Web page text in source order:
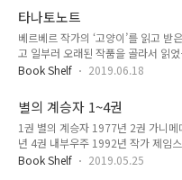
움직이지? cd를 로딩할 장비도 없을
에 캐터필러 달아서 굴리고 인조인간
하다. 영화 설국 열차에서처럼 극명
타 사회적인 이슈를 소설의 세계관
다. 다만, 현실 세계를 풍자하는 듯한
타나토노트
베르베르 작가의 ‘고양이’를 읽고 받
고 일부러 오래된 작품을 골라서 읽
을 보는 데 우리나라 근대소설을 읽
렇게 어휘력이 부족했었다니. 아무튼
배경으로 진행하는 이야기를 너무 토
들면 이런 문장이 자주 등장한다. 애
| 베르나르 베르베르, 이세욱 저 ‘애
직 살아남아야 한다는 열망” 이러면 읽
Book Shelf 2019.06.18
별의 계승자 1~4권
1권 별의 계승자 1977년 2권 가니
년 4권 내부우주 1992년 작가 제임
상(星雲賞)을 세 번 수상한 작가로
Book Shelf 2019.05.25